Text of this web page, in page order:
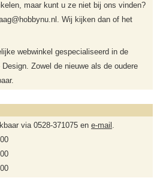
maar kunt u ze niet bij ons vinden?
Wij kijken dan of het
webwinkel gespecialiseerd in de
Zowel de nieuwe als de oudere
via 0528-371075 en e-mail .